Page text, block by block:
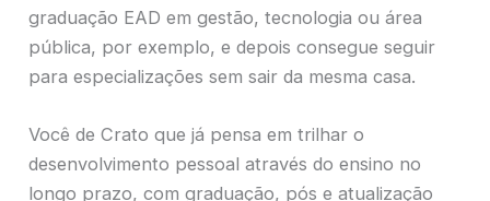
graduação EAD em gestão, tecnologia ou área
pública, por exemplo, e depois consegue seguir
para especializações sem sair da mesma casa.
Você de Crato que já pensa em trilhar o
desenvolvimento pessoal através do ensino no
longo prazo, com graduação, pós e atualização